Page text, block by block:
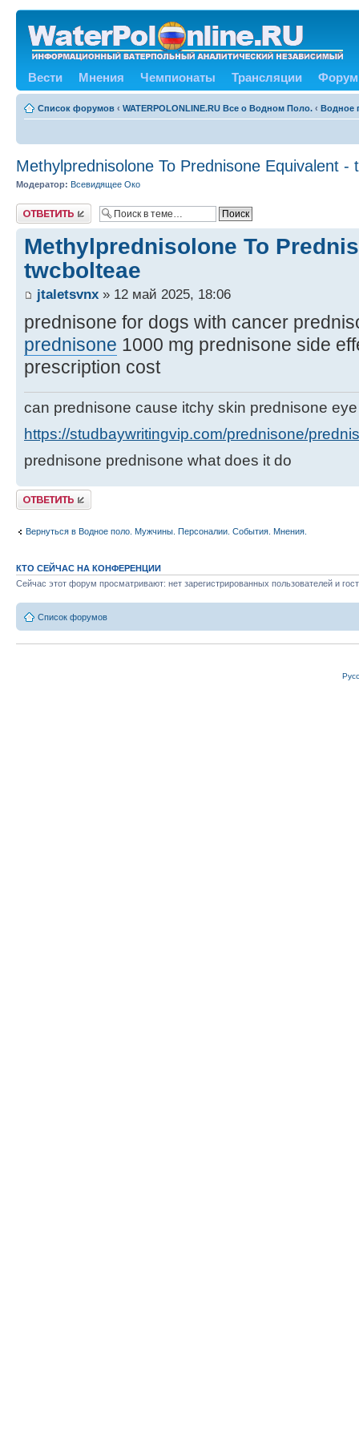
Вести Мнения Чемпионаты Трансляции Форум
Список форумов ‹ WATERPOLONLINE.RU Все о Водном Поло. ‹ Водное
Methylprednisolone To Prednisone Equivalent -
Модератор: Всевидящее Око
Ответить
Methylprednisolone To
twcbolteae
jtaletsvnx » 12 май 2025, 18:06
prednisone for dogs with cancer
prednisone 1000 mg prednisone side
prescription cost
can prednisone cause itchy skin prednisone
https://studbaywritingvip.com/prednisone/
prednisone prednisone what does it do
Ответить
Вернуться в Водное поло. Мужчины. Персоналии. События. Мнения.
КТО СЕЙЧАС НА КОНФЕРЕНЦИИ
Сейчас этот форум просматривают: нет зарегистрированных пользователей и
Список форумов